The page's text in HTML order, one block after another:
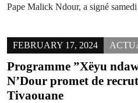
Pape Malick Ndour, a signé
FEBRUARY 17, 2024
Programme ”Xëyu
N’Dour promet de
Tivaouane